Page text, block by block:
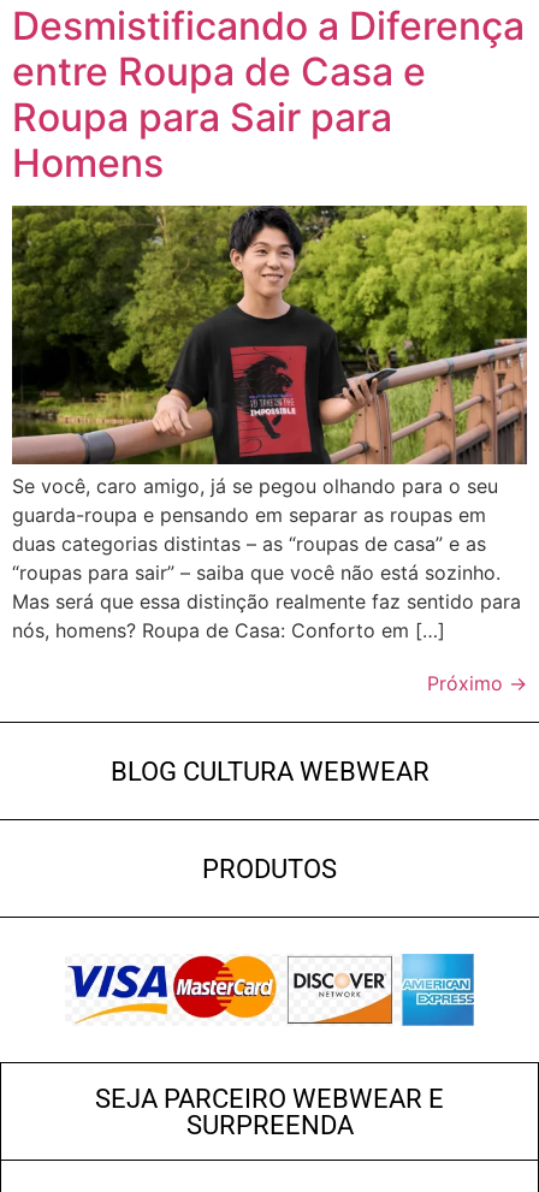
Desmistificando a Diferença
entre Roupa de Casa e
Roupa para Sair para
Homens
Se você, caro amigo, já se pegou olhando para o seu
guarda-roupa e pensando em separar as roupas em
duas categorias distintas – as “roupas de casa” e as
“roupas para sair” – saiba que você não está sozinho.
Mas será que essa distinção realmente faz sentido para
nós, homens? Roupa de Casa: Conforto em […]
Próximo →
BLOG CULTURA WEBWEAR
PRODUTOS
SEJA PARCEIRO WEBWEAR E
SURPREENDA